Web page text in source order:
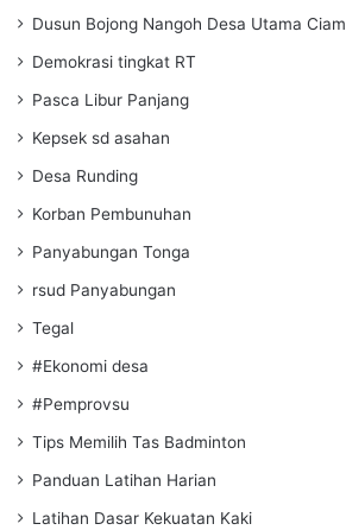
Dusun Bojong Nangoh Desa Utama
Demokrasi tingkat RT
Pasca Libur Panjang
Kepsek sd asahan
Desa Runding
Korban Pembunuhan
Panyabungan Tonga
rsud Panyabungan
Tegal
#Ekonomi desa
#Pemprovsu
Tips Memilih Tas Badminton
Panduan Latihan Harian
Latihan Dasar Kekuatan Kaki